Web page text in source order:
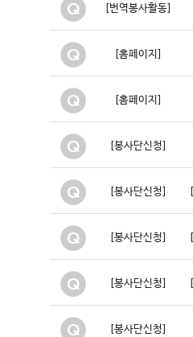
[번역봉사활동]
[홈페이지]
[홈페이지]
[봉사단신청]
[봉사단신청]
[봉사단신청]
[봉사단신청]
[봉사단신청]